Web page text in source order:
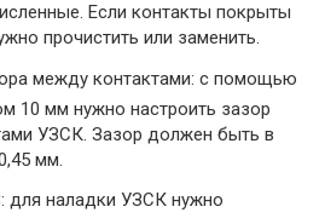
Если контакты покрыты
прочистить или заменить.
между контактами: с помощью
10 мм нужно настроить зазор
УЗСК. Зазор должен быть в
мм.
для наладки УЗСК нужно